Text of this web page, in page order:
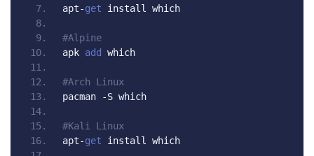
apt-get install which
#Alpine
apk add which
#Arch Linux
pacman
-S which
#Kali Linux
apt-get install which